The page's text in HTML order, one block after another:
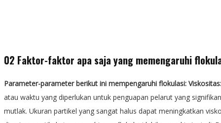
02 Faktor-faktor apa saja yang memengaruhi
Parameter-parameter berikut ini mempengaruhi flokulasi: Viskositas:
atau waktu yang diperlukan untuk penguapan pelarut yang
mutlak. Ukuran partikel yang sangat halus dapat meningkatkan